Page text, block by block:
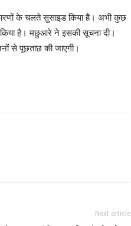
के चलते सुसाइड किया है। अभी कुछ
है। मछुआरे ने इसकी सूचना दी।
से पूछताछ की जाएगी।
Next article